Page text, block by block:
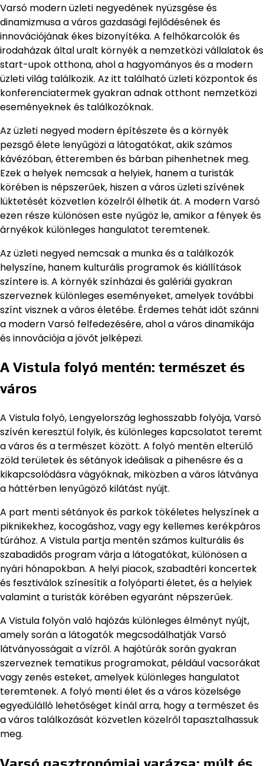
Varsó modern üzleti negyedének nyüzsgése és
dinamizmusa a város gazdasági fejlődésének és
innovációjának ékes bizonyítéka. A felhőkarcolók és
irodaházak által uralt környék a nemzetközi vállalatok és
start-upok otthona, ahol a hagyományos és a modern
üzleti világ találkozik. Az itt található üzleti központok és
konferenciatermek gyakran adnak otthont nemzetközi
eseményeknek és találkozóknak.
Az üzleti negyed modern építészete és a környék
pezsgő élete lenyűgözi a látogatókat, akik számos
kávézóban, étteremben és bárban pihenhetnek meg.
Ezek a helyek nemcsak a helyiek, hanem a turisták
körében is népszerűek, hiszen a város üzleti szívének
lüktetését közvetlen közelről élhetik át. A modern Varsó
ezen része különösen este nyűgöz le, amikor a fények és
árnyékok különleges hangulatot teremtenek.
Az üzleti negyed nemcsak a munka és a találkozók
helyszíne, hanem kulturális programok és kiállítások
színtere is. A környék színházai és galériái gyakran
szerveznek különleges eseményeket, amelyek további
színt visznek a város életébe. Érdemes tehát időt szánni
a modern Varsó felfedezésére, ahol a város dinamikája
és innovációja a jövőt jelképezi.
A Vistula folyó mentén: természet és
város
A Vistula folyó, Lengyelország leghosszabb folyója, Varsó
szívén keresztül folyik, és különleges kapcsolatot teremt
a város és a természet között. A folyó mentén elterülő
zöld területek és sétányok ideálisak a pihenésre és a
kikapcsolódásra vágyóknak, miközben a város látványa
a háttérben lenyűgöző kilátást nyújt.
A part menti sétányok és parkok tökéletes helyszínek a
piknikekhez, kocogáshoz, vagy egy kellemes kerékpáros
túrához. A Vistula partja mentén számos kulturális és
szabadidős program várja a látogatókat, különösen a
nyári hónapokban. A helyi piacok, szabadtéri koncertek
és fesztiválok színesítik a folyóparti életet, és a helyiek
valamint a turisták körében egyaránt népszerűek.
A Vistula folyón való hajózás különleges élményt nyújt,
amely során a látogatók megcsodálhatják Varsó
látványosságait a vízről. A hajótúrák során gyakran
szerveznek tematikus programokat, például vacsorákat
vagy zenés esteket, amelyek különleges hangulatot
teremtenek. A folyó menti élet és a város közelsége
egyedülálló lehetőséget kínál arra, hogy a természet és
a város találkozását közvetlen közelről tapasztalhassuk
meg.